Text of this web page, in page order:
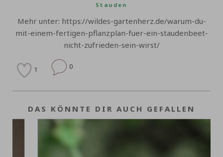
Stauden
Mehr unter: https://wildes-gartenherz.de/warum-du-
mit-einem-fertigen-pflanzplan-fuer-ein-staudenbeet-
nicht-zufrieden-sein-wirst/
1 0
DAS KÖNNTE DIR AUCH GEFALLEN